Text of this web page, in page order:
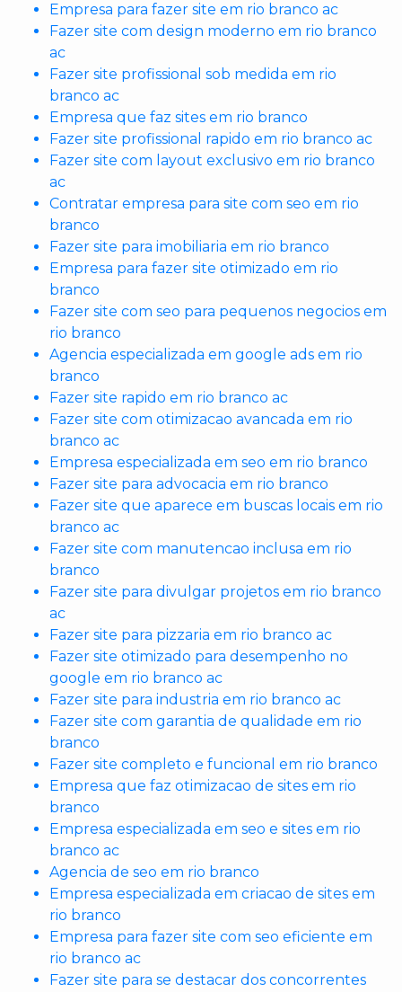
Empresa para fazer site em rio branco ac
Fazer site com design moderno em rio branco
ac
Fazer site profissional sob medida em rio
branco ac
Empresa que faz sites em rio branco
Fazer site profissional rapido em rio branco ac
Fazer site com layout exclusivo em rio branco
ac
Contratar empresa para site com seo em rio
branco
Fazer site para imobiliaria em rio branco
Empresa para fazer site otimizado em rio
branco
Fazer site com seo para pequenos negocios em
rio branco
Agencia especializada em google ads em rio
branco
Fazer site rapido em rio branco ac
Fazer site com otimizacao avancada em rio
branco ac
Empresa especializada em seo em rio branco
Fazer site para advocacia em rio branco
Fazer site que aparece em buscas locais em rio
branco ac
Fazer site com manutencao inclusa em rio
branco
Fazer site para divulgar projetos em rio branco
ac
Fazer site para pizzaria em rio branco ac
Fazer site otimizado para desempenho no
google em rio branco ac
Fazer site para industria em rio branco ac
Fazer site com garantia de qualidade em rio
branco
Fazer site completo e funcional em rio branco
Empresa que faz otimizacao de sites em rio
branco
Empresa especializada em seo e sites em rio
branco ac
Agencia de seo em rio branco
Empresa especializada em criacao de sites em
rio branco
Empresa para fazer site com seo eficiente em
rio branco ac
Fazer site para se destacar dos concorrentes